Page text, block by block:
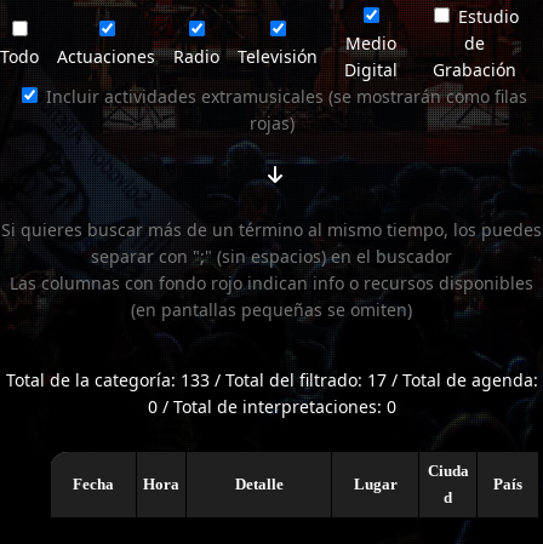
Todo Actuaciones Radio Televisión
Medio
Digital
Estudio
de
Grabación
Incluir actividades extramusicales (se mostrarán como filas
rojas)
Si quieres buscar más de un término al mismo tiempo, los puedes
separar con ";" (sin espacios) en el buscador
Las columnas con fondo rojo indican info o recursos disponibles
(en pantallas pequeñas se omiten)
Total de la categoría: 133 / Total del filtrado: 17 / Total de agenda:
0 / Total de interpretaciones: 0
Fecha Hora Detalle Lugar
Ciuda
d
País